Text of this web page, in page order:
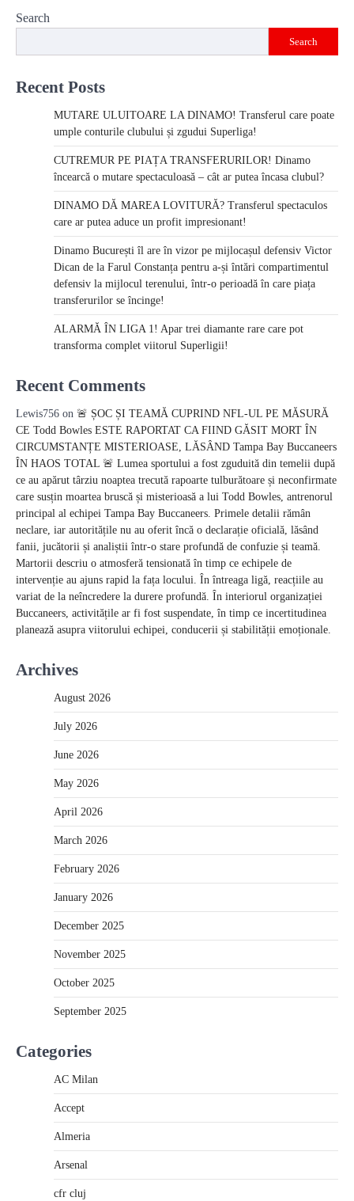
Search
Search
Recent Posts
MUTARE ULUITOARE LA DINAMO! Transferul care poate
umple conturile clubului și zgudui Superliga!
CUTREMUR PE PIAȚA TRANSFERURILOR! Dinamo
încearcă o mutare spectaculoasă – cât ar putea încasa clubul?
DINAMO DĂ MAREA LOVITURĂ? Transferul spectaculos
care ar putea aduce un profit impresionant!
Dinamo București îl are în vizor pe mijlocașul defensiv Victor
Dican de la Farul Constanța pentru a-și întări compartimentul
defensiv la mijlocul terenului, într-o perioadă în care piața
transferurilor se încinge!
ALARMĂ ÎN LIGA 1! Apar trei diamante rare care pot
transforma complet viitorul Superligii!
Recent Comments
Lewis756 on 🚨 ȘOC ȘI TEAMĂ CUPRIND NFL-UL PE MĂSURĂ
CE Todd Bowles ESTE RAPORTAT CA FIIND GĂSIT MORT ÎN
CIRCUMSTANȚE MISTERIOASE, LĂSÂND Tampa Bay Buccaneers
ÎN HAOS TOTAL 🚨 Lumea sportului a fost zguduită din temelii după
ce au apărut târziu noaptea trecută rapoarte tulburătoare și neconfirmate
care susțin moartea bruscă și misterioasă a lui Todd Bowles, antrenorul
principal al echipei Tampa Bay Buccaneers. Primele detalii rămân
neclare, iar autoritățile nu au oferit încă o declarație oficială, lăsând
fanii, jucătorii și analiștii într-o stare profundă de confuzie și teamă.
Martorii descriu o atmosferă tensionată în timp ce echipele de
intervenție au ajuns rapid la fața locului. În întreaga ligă, reacțiile au
variat de la neîncredere la durere profundă. În interiorul organizației
Buccaneers, activitățile ar fi fost suspendate, în timp ce incertitudinea
planează asupra viitorului echipei, conducerii și stabilității emoționale.
Archives
August 2026
July 2026
June 2026
May 2026
April 2026
March 2026
February 2026
January 2026
December 2025
November 2025
October 2025
September 2025
Categories
AC Milan
Accept
Almeria
Arsenal
cfr cluj